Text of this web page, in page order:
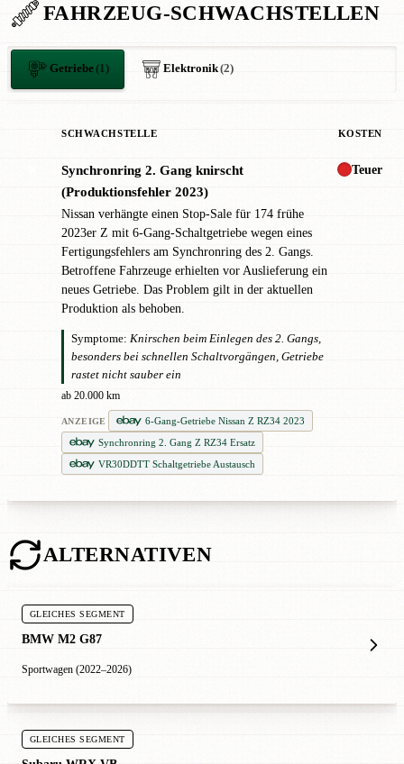
FAHRZEUG-SCHWACHSTELLEN
Getriebe(1) Elektronik(2)
SCHWACHSTELLE KOSTEN
Synchronring 2. Gang knirscht
(Produktionsfehler 2023)
Nissan verhängte einen Stop-Sale für 174 frühe
2023er Z mit 6-Gang-Schaltgetriebe wegen eines
Fertigungsfehlers am Synchronring des 2. Gangs.
Betroffene Fahrzeuge erhielten vor Auslieferung ein
neues Getriebe. Das Problem gilt in der aktuellen
Produktion als behoben.
Symptome: Knirschen beim Einlegen des 2. Gangs,
besonders bei schnellen Schaltvorgängen, Getriebe
rastet nicht sauber ein
ab 20.000 km
ANZEIGE
6-Gang-Getriebe Nissan Z RZ34 2023
Synchronring 2. Gang Z RZ34 Ersatz
VR30DDTT Schaltgetriebe Austausch
Teuer
ALTERNATIVEN
GLEICHES SEGMENT
BMW M2 G87
Sportwagen (2022–2026)
GLEICHES SEGMENT